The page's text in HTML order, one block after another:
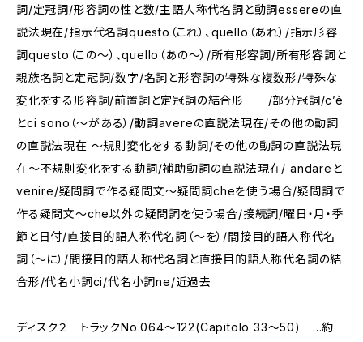
詞/定冠詞/形容詞の性と数/主語人称代名詞と動詞essereの直
説法現在/指示代名詞questo（これ）、quello（あれ）/指示形容
詞questo（この～）、quello（あの～）/所有形容詞/所有形容詞と
親族名詞と定冠詞/数字/名詞と形容詞の特殊な複数形/特殊な
変化をする形容詞/前置詞と定冠詞の結合形 /部分冠詞/c’è
とci sono（～がある）/動詞avereの直説法現在/その他の動詞
の直説法現在 ～規則変化をする動詞/その他の動詞の直説法現
在～不規則変化をする動詞/補助動詞の直説法現在/ andareと
venire/疑問詞で作る疑問文～疑問詞cheを使う場合/疑問詞で
作る疑問文～che以外の疑問詞を使う場合/接続詞/曜日・月・季
節と日付/直接目的語人称代名詞（～を）/間接目的語人称代名
詞（～に）/間接目的語人称代名詞と直接目的語人称代名詞の結
合形/代名小詞ci/代名小詞ne/近過去
ディスク２ トラックNo.064～122(Capitolo 33～50) …約